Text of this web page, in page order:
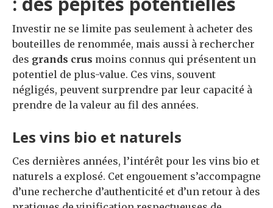
Investir ne se limite pas seulement à acheter des
bouteilles de renommée, mais aussi à rechercher
des grands crus moins connus qui présentent un
potentiel de plus-value. Ces vins, souvent
négligés, peuvent surprendre par leur capacité à
prendre de la valeur au fil des années.
Les vins bio et naturels
Ces dernières années, l’intérêt pour les vins bio et
naturels a explosé. Cet engouement s’accompagne
d’une recherche d’authenticité et d’un retour à des